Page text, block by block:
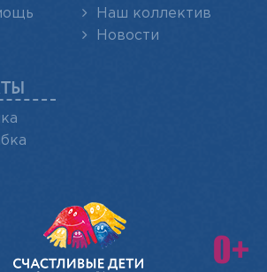
Наш коллектив
Новости